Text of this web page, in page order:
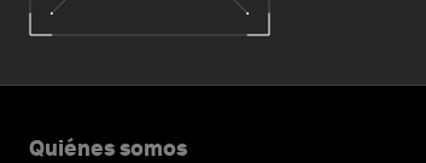
Quiénes somos